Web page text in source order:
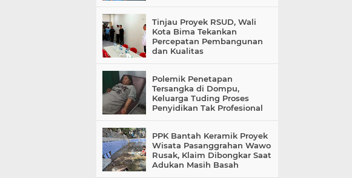
Tinjau Proyek RSUD, Wali
Kota Bima Tekankan
Percepatan Pembangunan
dan Kualitas
Polemik Penetapan
Tersangka di Dompu,
Keluarga Tuding Proses
Penyidikan Tak Profesional
PPK Bantah Keramik Proyek
Wisata Pasanggrahan Wawo
Rusak, Klaim Dibongkar Saat
Adukan Masih Basah